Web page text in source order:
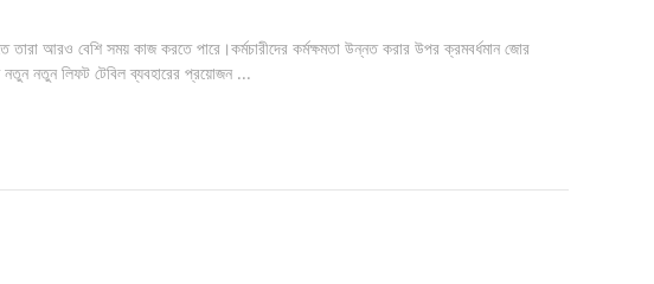
আরও বেশি সময় কাজ করতে পারে।কর্মচারীদের কর্মক্ষমতা উন্নত করার উপর ক্রমবর্ধমান জোর
নতুন লিফট টেবিল ব্যবহারের প্রয়োজন ...